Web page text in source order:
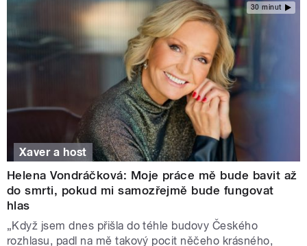
30 minut
Xaver a host
Helena Vondráčková: Moje práce mě bude bavit až
do smrti, pokud mi samozřejmě bude fungovat
hlas
„Když jsem dnes přišla do téhle budovy Českého
rozhlasu, padl na mě takový pocit něčeho krásného,